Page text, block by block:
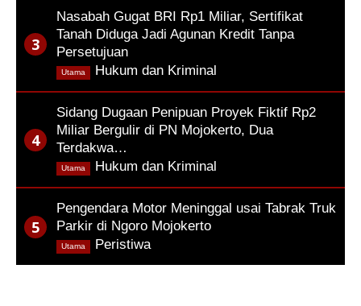
Nasabah Gugat BRI Rp1 Miliar, Sertifikat
Tanah Diduga Jadi Agunan Kredit Tanpa
Persetujuan
Hukum dan Kriminal
Utama
Sidang Dugaan Penipuan Proyek Fiktif Rp2
Miliar Bergulir di PN Mojokerto, Dua
Terdakwa…
Hukum dan Kriminal
Utama
Pengendara Motor Meninggal usai Tabrak Truk
Parkir di Ngoro Mojokerto
Peristiwa,
Utama